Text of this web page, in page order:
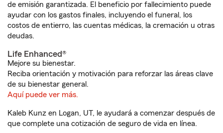
de emisión garantizada. El beneficio por fallecimiento puede
ayudar con los gastos finales, incluyendo el funeral, los
costos de entierro, las cuentas médicas, la cremación u otras
deudas.
Life Enhanced®
Mejore su bienestar.
Reciba orientación y motivación para reforzar las áreas clave
de su bienestar general.
Aquí puede ver más.
Kaleb Kunz en Logan, UT, le ayudará a comenzar después de
que complete una cotización de seguro de vida en línea.